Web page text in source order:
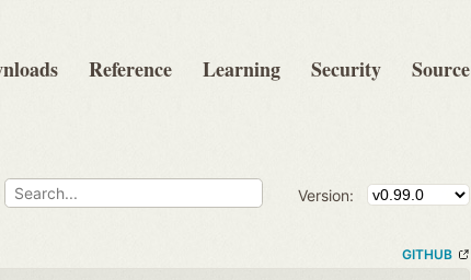
Reference Learning Security Source
Version:
GITHUB